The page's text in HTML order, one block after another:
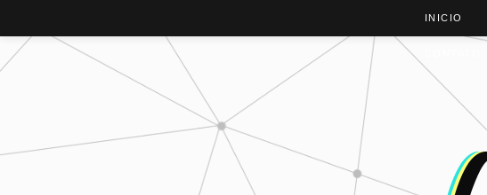
INICIO